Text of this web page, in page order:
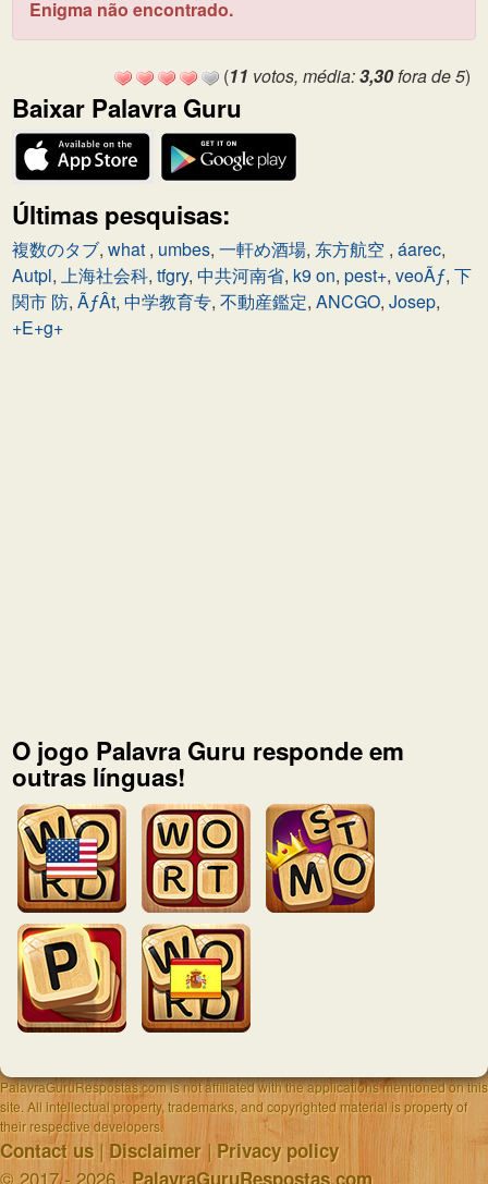
letras
cabeça:
Enigma não encontrado.
(11 votos, média:3,30fora de 5)
Baixar Palavra Guru
Últimas pesquisas:
複数のタブ, what , umbes, 一軒め酒場, 东方航空 , áarec,
Autpl, 上海社会科, tfgry, 中共河南省, k9 on, pest+, veoÃƒ, 下
関市 防, ÃƒÂt, 中学教育专, 不動産鑑定, ANCGO, Josep,
+E+g+
O jogo Palavra Guru responde em
outras línguas!
PalavraGuruRespostas.com is not affiliated with the applications mentioned on this
site. All intellectual property, trademarks, and copyrighted material is property of
their respective developers.
Contact us|Disclaimer | Privacy policy
© 2017 - 2026 · PalavraGuruRespostas.com